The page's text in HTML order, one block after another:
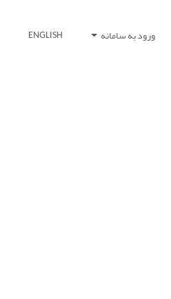
ورود به سامانه ENGLISH